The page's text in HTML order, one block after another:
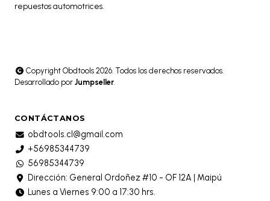
repuestos automotrices.
Copyright Obdtools 2026. Todos los derechos reservados.
Desarrollado por Jumpseller.
CONTÁCTANOS
obdtools.cl@gmail.com
+56985344739
56985344739
Dirección: General Ordoñez #10 - OF 12A | Maipú
Lunes a Viernes 9:00 a 17:30 hrs.